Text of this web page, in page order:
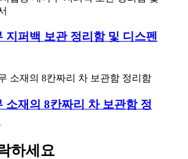
지퍼백 보관 정리함 및 디스펜
소재의 8칸짜리 차 보관함 정
하세요